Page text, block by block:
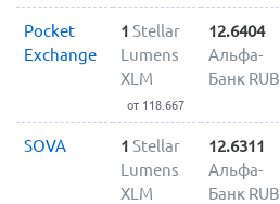
Pocket
Exchange
1 Stellar
Lumens
XLM
от 118.667
12.6404
Альфа-
Банк RUB
SOVA 1 Stellar
Lumens
XLM
12.6311
Альфа-
Банк RUB